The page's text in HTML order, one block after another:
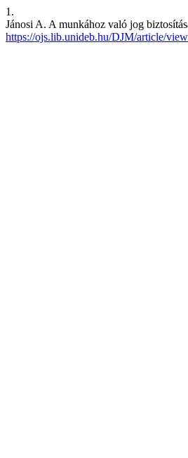
1.
Jánosi A. A munkához való jog
https://ojs.lib.unideb.hu/DJM/article/